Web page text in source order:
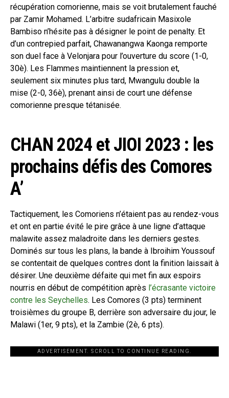
récupération comorienne, mais se voit brutalement fauché
par Zamir Mohamed. L’arbitre sudafricain Masixole
Bambiso n’hésite pas à désigner le point de penalty. Et
d’un contrepied parfait, Chawanangwa Kaonga remporte
son duel face à Velonjara pour l’ouverture du score (1-0,
30è). Les Flammes maintiennent la pression et,
seulement six minutes plus tard, Mwangulu double la
mise (2-0, 36è), prenant ainsi de court une défense
comorienne presque tétanisée.
CHAN 2024 et JIOI 2023 : les
prochains défis des Comores
A’
Tactiquement, les Comoriens n’étaient pas au rendez-vous
et ont en partie évité le pire grâce à une ligne d’attaque
malawite assez maladroite dans les derniers gestes.
Dominés sur tous les plans, la bande à Ibroihim Youssouf
se contentait de quelques contres dont la finition laissait à
désirer. Une deuxième défaite qui met fin aux espoirs
nourris en début de compétition après l’écrasante victoire
contre les Seychelles. Les Comores (3 pts) terminent
troisièmes du groupe B, derrière son adversaire du jour, le
Malawi (1er, 9 pts), et la Zambie (2è, 6 pts).
ADVERTISEMENT. SCROLL TO CONTINUE READING.